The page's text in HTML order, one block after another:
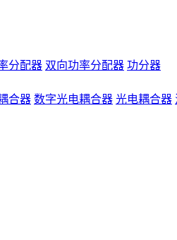
分配器 双向功率分配器 功分器
合器 数字光电耦合器 光电耦合器